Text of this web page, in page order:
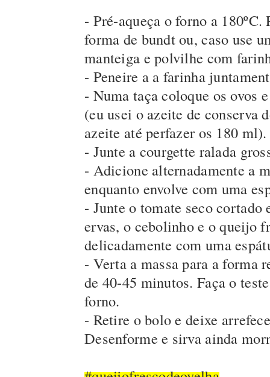
- Pré-aqueça o forno a
forma de bundt ou, caso use
manteiga e polvilhe com
- Peneire a a farinha
- Numa taça coloque os ovos
(eu usei o azeite de conserva
azeite até perfazer os 180 ml).
- Junte a courgette ralada
- Adicione alternadamente a
enquanto envolve com uma
- Junte o tomate seco cortado
ervas, o cebolinho e o queijo
delicadamente com uma
- Verta a massa para a forma
de 40-45 minutos. Faça o
forno.
- Retire o bolo e deixe
Desenforme e sirva ainda